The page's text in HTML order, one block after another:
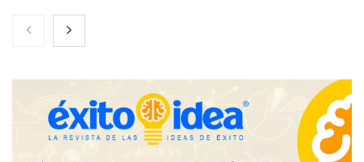
COMPALISS de LYSOTRIC: cuando un solo producto multiplica
las posibilidades del salón profesional
Fundación Mapfre y CISE lanzan el concurso ‘Talento Sénior’
para impulsar ideas innovadoras creadas por y para mayores
de 50 años